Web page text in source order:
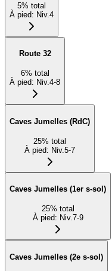
5% total
À pied: Niv.4
Route 32
6% total
À pied: Niv.4-8
Caves Jumelles (RdC)
25% total
À pied: Niv.5-7
Caves Jumelles (1er s-sol)
25% total
À pied: Niv.7-9
Caves Jumelles (2e s-sol)